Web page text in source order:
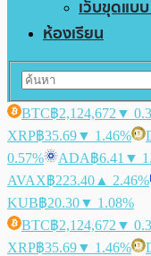
เว็บขุดแบ
ห้องเรียน
BTC฿2,124,672 ▼
XRP฿35.69▼ 1.46%
0.57%
ADA฿6.41 ▼
AVAX฿223.40 ▲ 2.46%
KUB฿20.30▼ 1.08%
BTC฿2,124,672 ▼
XRP฿35.69▼ 1.46%